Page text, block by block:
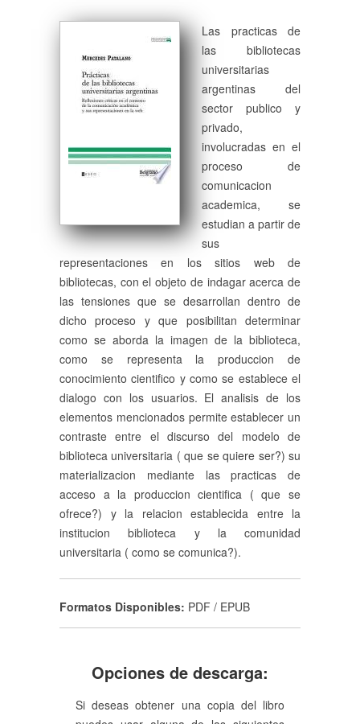
Las practicas de
las bibliotecas
universitarias
argentinas del
sector publico y
privado,
involucradas en el
proceso de
comunicacion
academica, se
estudian a partir de
sus
representaciones en los sitios web de
bibliotecas, con el objeto de indagar acerca de
las tensiones que se desarrollan dentro de
dicho proceso y que posibilitan determinar
como se aborda la imagen de la biblioteca,
como se representa la produccion de
conocimiento cientifico y como se establece el
dialogo con los usuarios. El analisis de los
elementos mencionados permite establecer un
contraste entre el discurso del modelo de
biblioteca universitaria ( que se quiere ser?) su
materializacion mediante las practicas de
acceso a la produccion cientifica ( que se
ofrece?) y la relacion establecida entre la
institucion biblioteca y la comunidad
universitaria ( como se comunica?).
Formatos Disponibles: PDF / EPUB
Opciones de descarga:
Si deseas obtener una copia del libro